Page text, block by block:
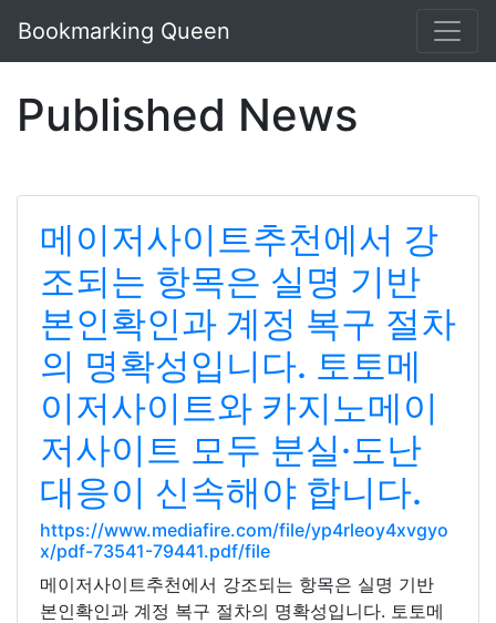
Bookmarking Queen
Published News
메이저사이트추천에서 강
조되는 항목은 실명 기반
본인확인과 계정 복구 절차
의 명확성입니다. 토토메
이저사이트와 카지노메이
저사이트 모두 분실·도난
대응이 신속해야 합니다.
https://www.mediafire.com/file/yp4rleoy4xvgyo
x/pdf-73541-79441.pdf/file
메이저사이트추천에서 강조되는 항목은 실명 기반
본인확인과 계정 복구 절차의 명확성입니다. 토토메